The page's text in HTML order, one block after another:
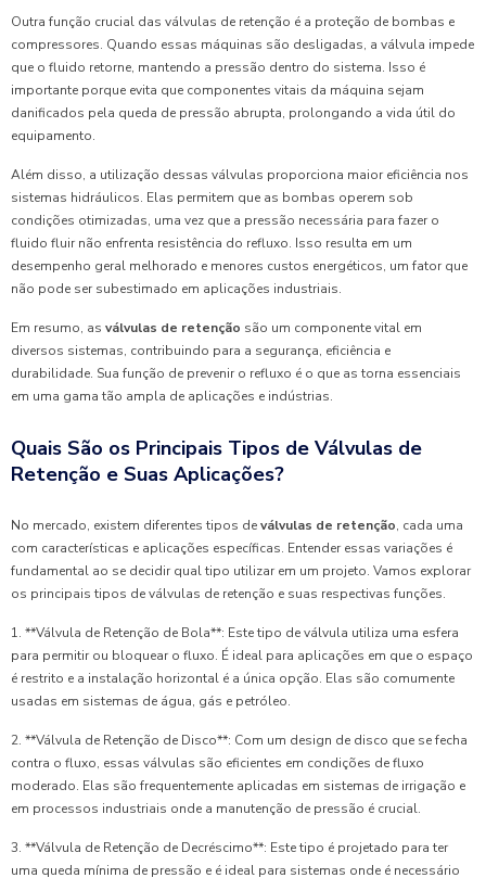
Outra função crucial das válvulas de retenção é a proteção de bombas e
compressores. Quando essas máquinas são desligadas, a válvula impede
que o fluido retorne, mantendo a pressão dentro do sistema. Isso é
importante porque evita que componentes vitais da máquina sejam
danificados pela queda de pressão abrupta, prolongando a vida útil do
equipamento.
Além disso, a utilização dessas válvulas proporciona maior eficiência nos
sistemas hidráulicos. Elas permitem que as bombas operem sob
condições otimizadas, uma vez que a pressão necessária para fazer o
fluido fluir não enfrenta resistência do refluxo. Isso resulta em um
desempenho geral melhorado e menores custos energéticos, um fator que
não pode ser subestimado em aplicações industriais.
Em resumo, as válvulas de retenção são um componente vital em
diversos sistemas, contribuindo para a segurança, eficiência e
durabilidade. Sua função de prevenir o refluxo é o que as torna essenciais
em uma gama tão ampla de aplicações e indústrias.
Quais São os Principais Tipos de Válvulas de
Retenção e Suas Aplicações?
No mercado, existem diferentes tipos deválvulas de retenção, cada uma
com características e aplicações específicas. Entender essas variações é
fundamental ao se decidir qual tipo utilizar em um projeto. Vamos explorar
os principais tipos de válvulas de retenção e suas respectivas funções.
1. **Válvula de Retenção de Bola**: Este tipo de válvula utiliza uma esfera
para permitir ou bloquear o fluxo. É ideal para aplicações em que o espaço
é restrito e a instalação horizontal é a única opção. Elas são comumente
usadas em sistemas de água, gás e petróleo.
2. **Válvula de Retenção de Disco**: Com um design de disco que se fecha
contra o fluxo, essas válvulas são eficientes em condições de fluxo
moderado. Elas são frequentemente aplicadas em sistemas de irrigação e
em processos industriais onde a manutenção de pressão é crucial.
3. **Válvula de Retenção de Decréscimo**: Este tipo é projetado para ter
uma queda mínima de pressão e é ideal para sistemas onde é necessário